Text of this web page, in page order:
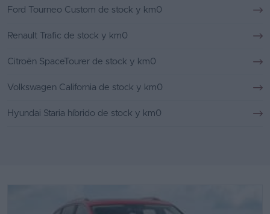
Ford Tourneo Custom de stock y km0
Renault Trafic de stock y km0
Citroën SpaceTourer de stock y km0
Volkswagen California de stock y km0
Hyundai Staria híbrido de stock y km0